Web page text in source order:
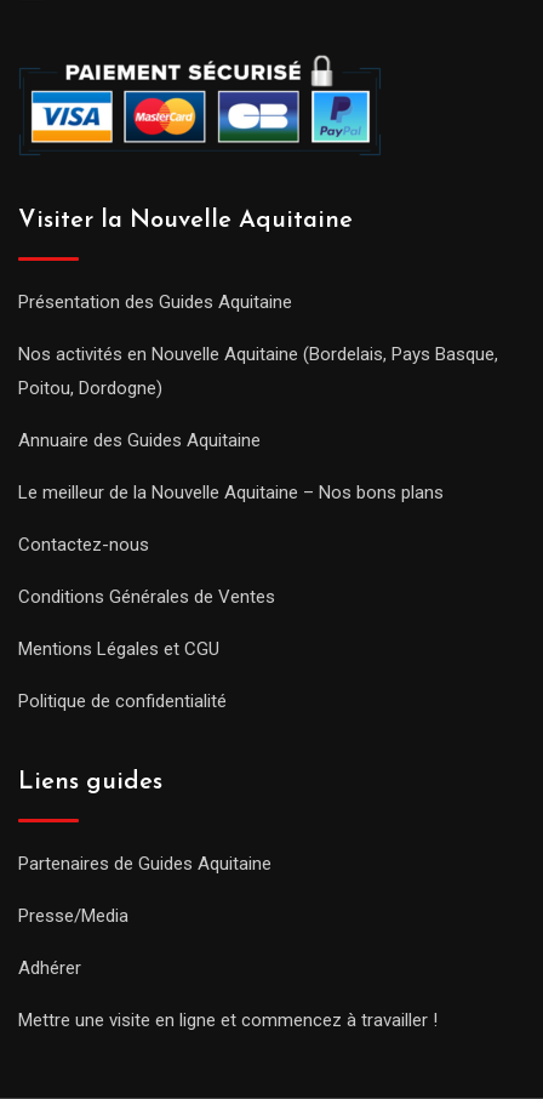
Visiter la Nouvelle Aquitaine
Présentation des Guides Aquitaine
Nos activités en Nouvelle Aquitaine (Bordelais, Pays Basque,
Poitou, Dordogne)
Annuaire des Guides Aquitaine
Le meilleur de la Nouvelle Aquitaine – Nos bons plans
Contactez-nous
Conditions Générales de Ventes
Mentions Légales et CGU
Politique de confidentialité
Liens guides
Partenaires de Guides Aquitaine
Presse/Media
Adhérer
Mettre une visite en ligne et commencez à travailler !